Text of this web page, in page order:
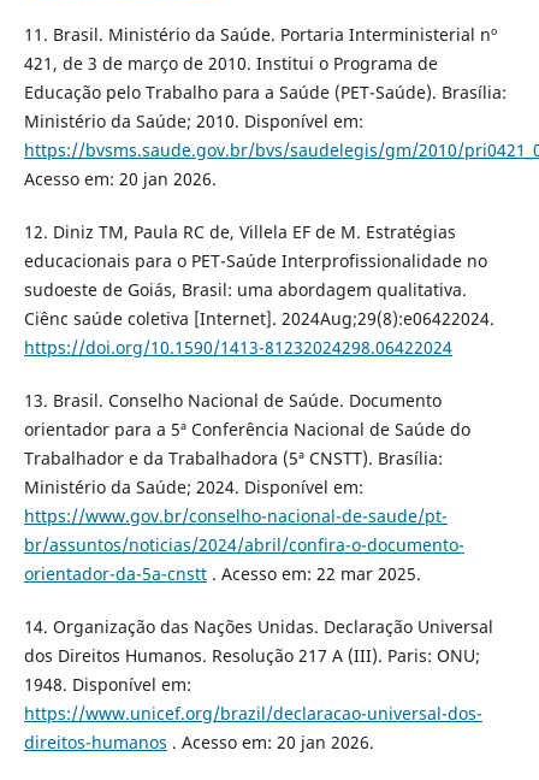
11. Brasil. Ministério da Saúde. Portaria Interministerial nº
421, de 3 de março de 2010. Institui o Programa de
Educação pelo Trabalho para a Saúde (PET-Saúde). Brasília:
Ministério da Saúde; 2010. Disponível em:
https://bvsms.saude.gov.br/bvs/saudelegis/gm/2010/
Acesso em: 20 jan 2026.
12. Diniz TM, Paula RC de, Villela EF de M. Estratégias
educacionais para o PET-Saúde Interprofissionalidade no
sudoeste de Goiás, Brasil: uma abordagem qualitativa.
Ciênc saúde coletiva [Internet]. 2024Aug;29(8):e06422024.
https://doi.org/10.1590/1413-81232024298.06422024
13. Brasil. Conselho Nacional de Saúde. Documento
orientador para a 5ª Conferência Nacional de Saúde do
Trabalhador e da Trabalhadora (5ª CNSTT). Brasília:
Ministério da Saúde; 2024. Disponível em:
https://www.gov.br/conselho-nacional-de-saude/pt-
br/assuntos/noticias/2024/abril/confira-o-documento-
orientador-da-5a-cnstt. Acesso em: 22 mar 2025.
14. Organização das Nações Unidas. Declaração Universal
dos Direitos Humanos. Resolução 217 A (III). Paris: ONU;
1948. Disponível em:
https://www.unicef.org/brazil/declaracao-universal-dos-
direitos-humanos . Acesso em: 20 jan 2026.